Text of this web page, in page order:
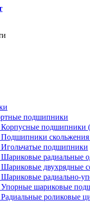
подшипники
Корпусные подшипники
Подшипники скольжения
Игольчатые подшипники
Шариковые радиальные
Шариковые двухрядные
Шариковые радиально-
Упорные шариковые
Радиальные роликовые